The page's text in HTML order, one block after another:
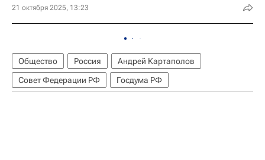
21 октября 2025, 13:23
Общество Россия
Андрей Картаполов
Совет Федерации РФ
Госдума РФ